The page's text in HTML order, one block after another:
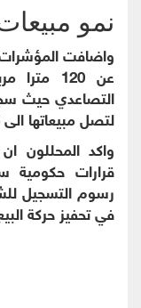
نمو
واضافت
عن 120
لتصل مبيعاتها الى 875 شقة خلال حزيران.
واكد المحللون
قرارات حكومية
رسوم التسجيل
في تحفيز حركة